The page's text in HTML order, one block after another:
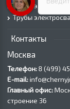
Трубы
Трубы
Контакты
Москва
Телефон:8 (499)
E-mail:
Главный офис:
строение 36